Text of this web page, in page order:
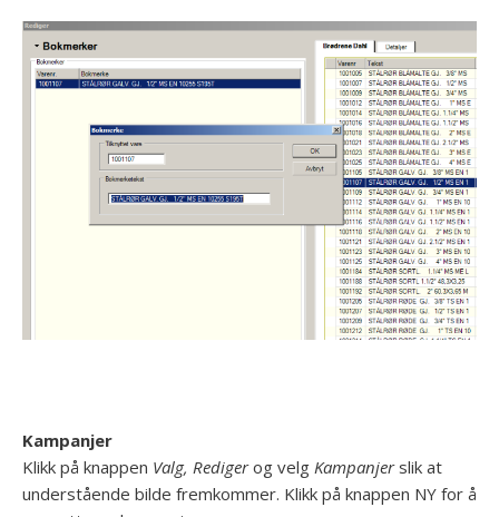
Kampanjer
Klikk på knappen Valg, Redigerog velg Kampanjerslik at
understående bilde fremkommer. Klikk på knappen NY for å